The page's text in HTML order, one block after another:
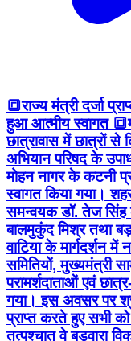
🔳राज्य मंत्री दर्जा
हुआ आत्‍मीय स्वागत
छात्रावास में छात्रों
अभियान परिषद के
मोहन नागर के कटनी
स्वागत किया गया। शहर
समन्वयक डॉ. तेज
बालमुकुंद मिश्र तथा
वाटिया के मार्गदर्शन
समितियों, मुख्यमंत्री
परामर्शदाताओं एवं
गया। इस अवसर पर
प्राप्त करते हुए सभी
तत्पश्चात वे बड़वारा